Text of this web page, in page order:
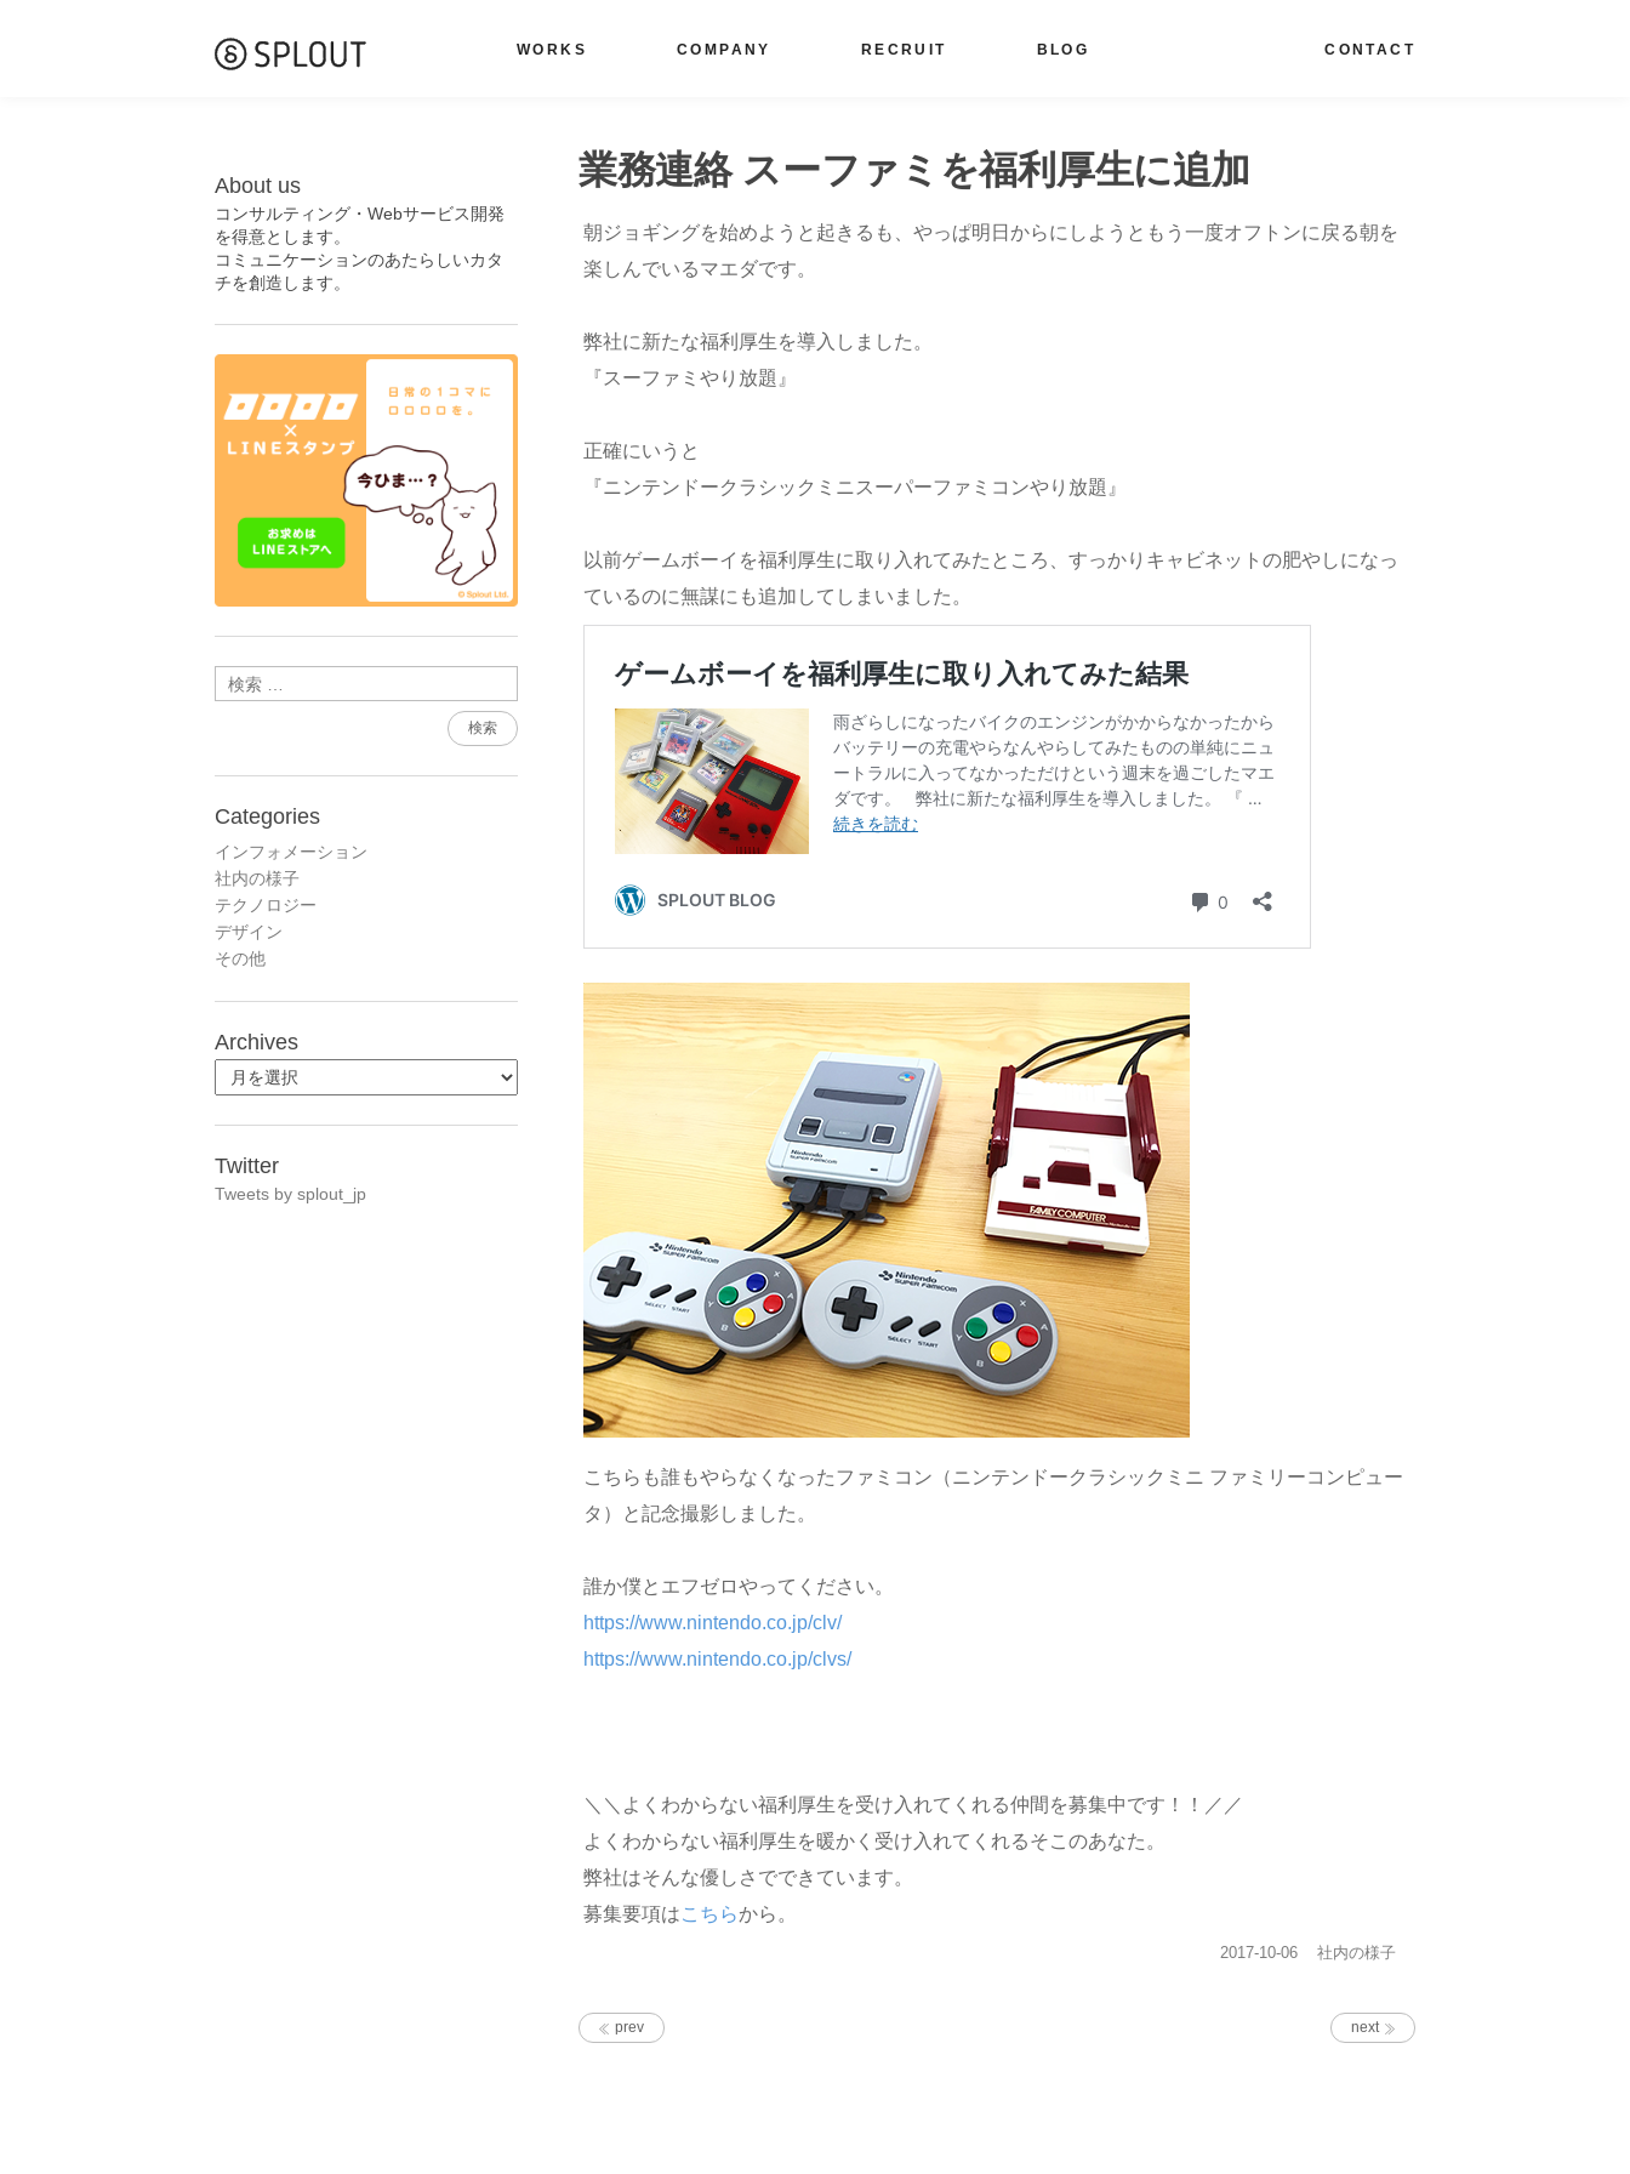
WORKS COMPANY RECRUIT BLOG CONTACT
業務連絡 スーファミを福利厚生に追加
朝ジョギングを始めようと起きるも、やっぱ明日からにしようともう一度オフトンに戻る朝を
楽しんでいるマエダです。
弊社に新たな福利厚生を導入しました。
『スーファミやり放題』
正確にいうと
『ニンテンドークラシックミニスーパーファミコンやり放題』
以前ゲームボーイを福利厚生に取り入れてみたところ、すっかりキャビネットの肥やしになっ
ているのに無謀にも追加してしまいました。
こちらも誰もやらなくなったファミコン（ニンテンドークラシックミニ ファミリーコンピュー
タ）と記念撮影しました。
誰か僕とエフゼロやってください。
https://www.nintendo.co.jp/clv/
https://www.nintendo.co.jp/clvs/
＼＼よくわからない福利厚生を受け入れてくれる仲間を募集中です！！／／
よくわからない福利厚生を暖かく受け入れてくれるそこのあなた。
弊社はそんな優しさでできています。
募集要項はこちらから。
投
2017-10-06
カ
社内の様子
prev next
About us
コンサルティング・Webサービス開発
を得意とします。
コミュニケーションのあたらしいカタ
チを創造します。
検索
Categories
インフォメーション
社内の様子
テクノロジー
デザイン
その他
Archives
Twitter
Tweets by splout_jp